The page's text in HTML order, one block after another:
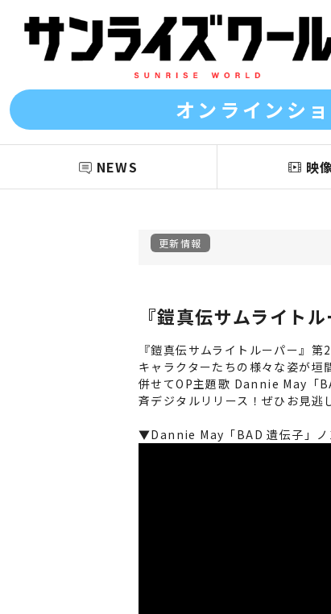
オンラインシ
NEWS 映
更新情報
『鎧真伝サムライト
『鎧真伝サムライトルーパー』
キャラクターたちの様々な姿が垣
併せてOP主題歌 Dannie May「
斉デジタルリリース！ぜひお見逃
▼Dannie May「BAD 遺伝子」ノ